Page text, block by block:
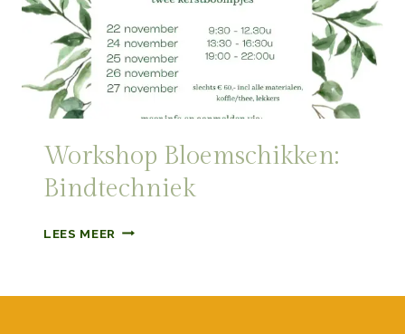
Workshop Bloemschikken:
Bindtechniek
LEES MEER WORKSHOP